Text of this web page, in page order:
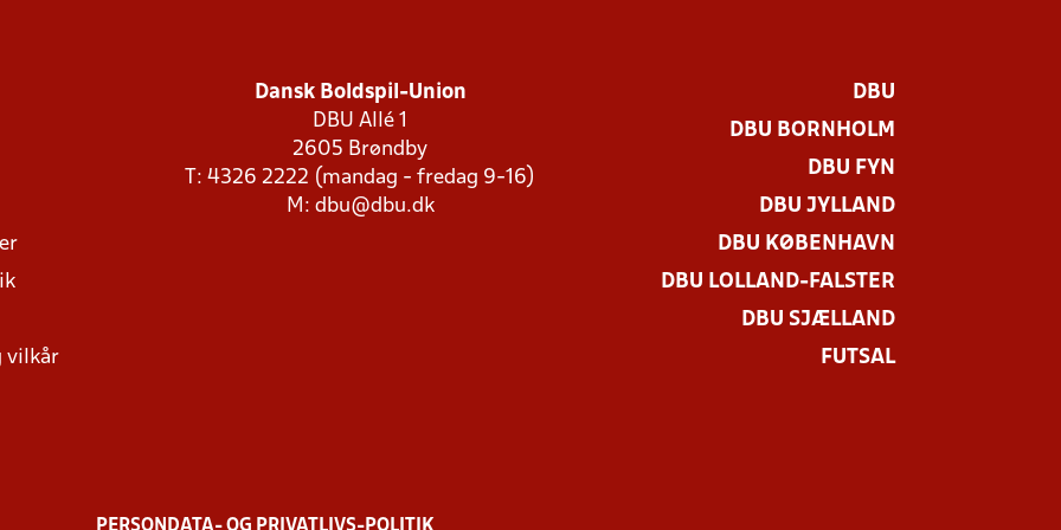
vilkår
Dansk Boldspil-Union
DBU Allé 1
2605 Brøndby
T: 4326 2222 (mandag - fredag 9-16)
M: dbu@dbu.dk
DBU
DBU BORNHOLM
DBU FYN
DBU JYLLAND
DBU KØBENHAVN
DBU LOLLAND-FALSTER
DBU SJÆLLAND
FUTSAL